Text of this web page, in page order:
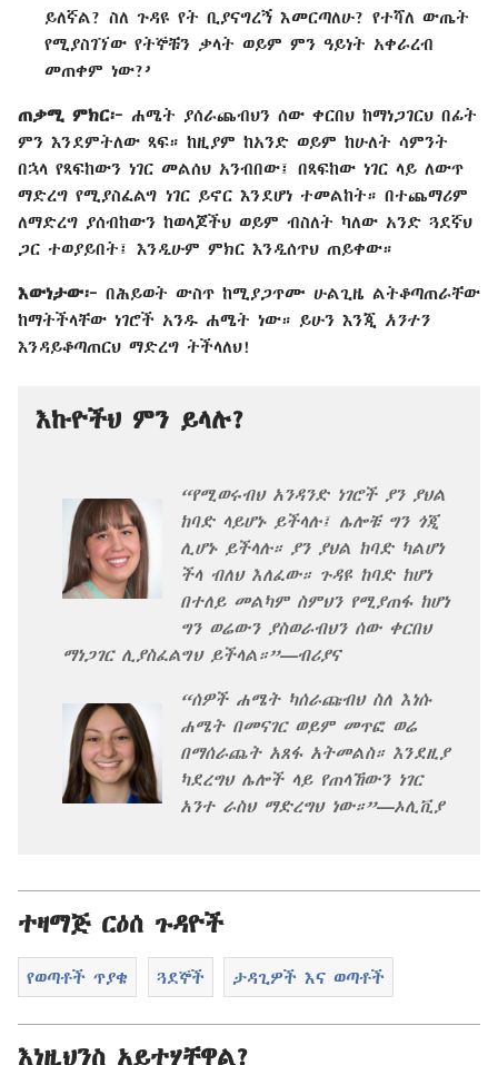
ይለኛል? ስለ ጉዳዩ የት ቢያናግረኝ እመርጣለሁ? የተሻለ ውጤት
የሚያስገኘው የትኞቹን ቃላት ወይም ምን ዓይነት አቀራረብ
መጠቀም ነው?’
ጠቃሚ ምክር፦ ሐሜት ያሰራጨብህን ሰው ቀርበህ ከማነጋገርህ በፊት
ምን እንደምትለው ጻፍ። ከዚያም ከአንድ ወይም ከሁለት ሳምንት
በኋላ የጻፍከውን ነገር መልሰህ አንብበው፤ በጻፍከው ነገር ላይ ለውጥ
ማድረግ የሚያስፈልግ ነገር ይኖር እንደሆነ ተመልከት። በተጨማሪም
ለማድረግ ያሰብከውን ከወላጆችህ ወይም ብስለት ካለው አንድ ጓደኛህ
ጋር ተወያይበት፤ እንዲሁም ምክር እንዲሰጥህ ጠይቀው።
እውነታው፦ በሕይወት ውስጥ ከሚያጋጥሙ ሁልጊዜ ልትቆጣጠራቸው
ከማትችላቸው ነገሮች አንዱ ሐሜት ነው። ይሁን እንጂ አንተን
እንዳይቆጣጠርህ ማድረግ ትችላለህ!
እኩዮችህ ምን ይላሉ?
“የሚወሩብህ አንዳንድ ነገሮች ያን ያህል
ከባድ ላይሆኑ ይችላሉ፤ ሌሎቹ ግን ጎጂ
ሊሆኑ ይችላሉ። ያን ያህል ከባድ ካልሆነ
ችላ ብለህ እለፈው። ጉዳዩ ከባድ ከሆነ
በተለይ መልካም ስምህን የሚያጠፋ ከሆነ
ግን ወሬውን ያስወራብህን ሰው ቀርበህ
ማነጋገር ሊያስፈልግህ ይችላል።”​—ብሪያና
“ሰዎች ሐሜት ካሰራጩብህ ስለ እነሱ
ሐሜት በመናገር ወይም መጥፎ ወሬ
በማሰራጨት አጸፋ አትመልስ። እንደዚያ
ካደረግህ ሌሎች ላይ የጠላኸውን ነገር
አንተ ራስህ ማድረግህ ነው።”​—ኦሊቪያ
ተዛማጅ ርዕሰ ጉዳዮች
የወጣቶች ጥያቄ ጓደኞች ታዳጊዎች እና ወጣቶች
እነዚህንስ አይተሃቸዋል?